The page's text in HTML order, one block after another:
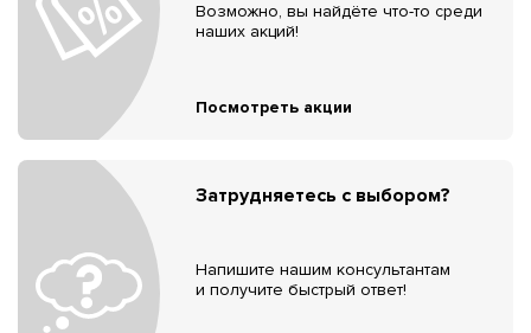
Возможно, вы найдёте что-то среди
наших акций!
Посмотреть акции
Затрудняетесь с выбором?
Напишите нашим консультантам
и получите быстрый ответ!